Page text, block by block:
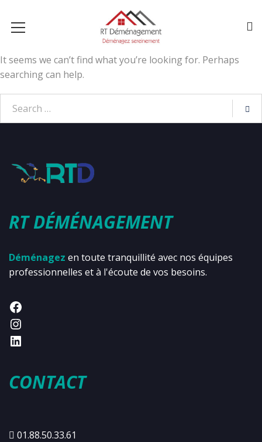
It seems we can’t find what you’re looking for. Perhaps
searching can help.
RT DÉMÉNAGEMENT
Déménagez en toute tranquillité avec nos équipes
professionnelles et à l'écoute de vos besoins.
CONTACT
01.88.50.33.61